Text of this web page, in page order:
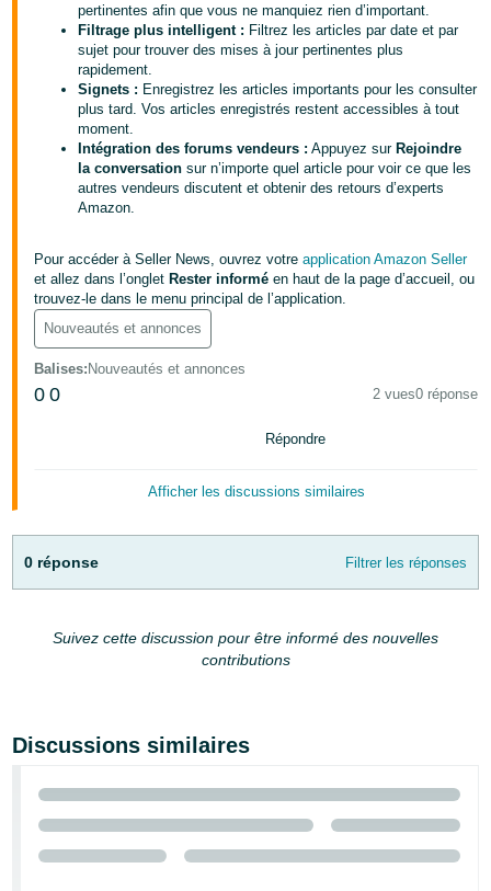
Français
Français
- FR
Italiano
- IT
-
JP
한
국
어
English
- FR
Login
S'inscrire
pertinentes afin que vous ne manquiez rien d’important.
Filtrage plus intelligent : Filtrez les articles par date et par
sujet pour trouver des mises à jour pertinentes plus
rapidement.
Signets : Enregistrez les articles importants pour les consulter
plus tard. Vos articles enregistrés restent accessibles à tout
moment.
Intégration des forums vendeurs : Appuyez sur Rejoindre
la conversation sur n’importe quel article pour voir ce que les
autres vendeurs discutent et obtenir des retours d’experts
Amazon.
Pour accéder à Seller News, ouvrez votreapplication Amazon Seller
et allez dans l’onglet Rester informé en haut de la page d’accueil, ou
trouvez-le dans le menu principal de l’application.
Nouveautés et annonces
Balises: Nouveautés et annonces
0 0 2 vues0 réponse
Répondre
Afficher les discussions similaires
0 réponse Filtrer les réponses
Suivez cette discussion pour être informé des nouvelles
contributions
Discussions similaires